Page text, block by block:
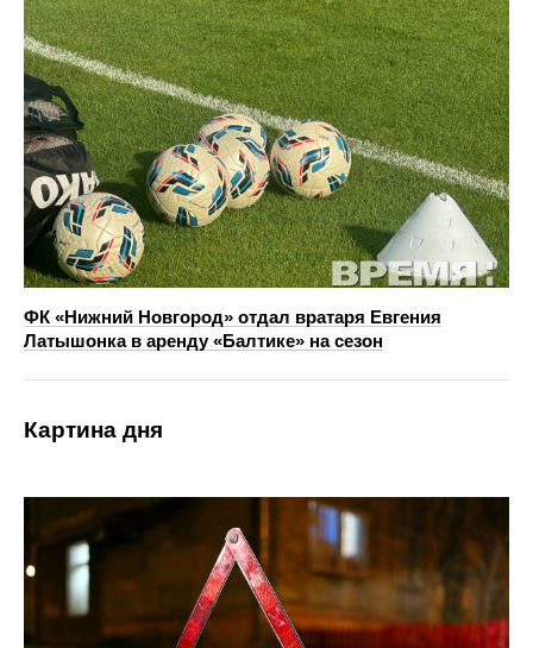
ФК «Нижний Новгород» отдал вратаря Евгения
Латышонка в аренду «Балтике» на сезон
Картина дня